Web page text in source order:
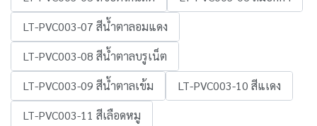
LT-PVC003-07 สีน้ำตาลอมแดง
LT-PVC003-08 สีน้ำตาลบรูเน็ต
LT-PVC003-09 สีน้ำตาลเข้ม
LT-PVC003-10 สีแเดง
LT-PVC003-11 สีเลือดหมู